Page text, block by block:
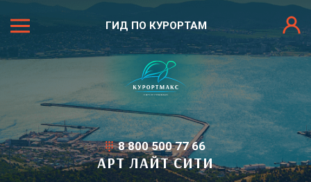
ГИД ПО КУРОРТАМ
8 800 500 77 66
АРТ ЛАЙТ СИТИ